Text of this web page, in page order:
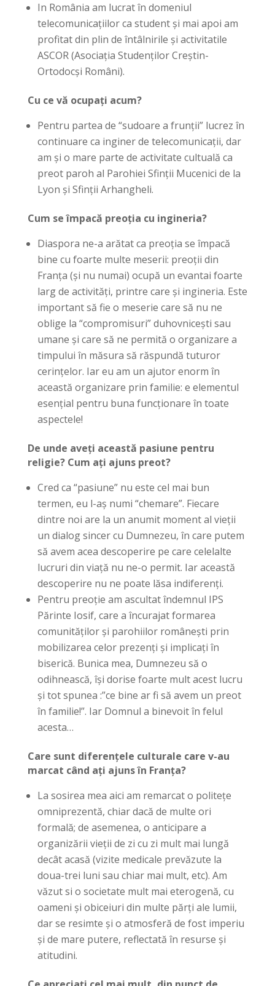
In România am lucrat în domeniul
telecomunicațiilor ca student și mai apoi am
profitat din plin de întâlnirile și activitatile
ASCOR (Asociaţia Studenţilor Creştin-
Ortodocşi Români).
Cu ce vă ocupați acum?
Pentru partea de “sudoare a frunții” lucrez în
continuare ca inginer de telecomunicații, dar
am și o mare parte de activitate cultuală ca
preot paroh al Parohiei Sfinții Mucenici de la
Lyon și Sfinții Arhangheli.
Cum se împacă preoția cu ingineria?
Diaspora ne-a arătat ca preoția se împacă
bine cu foarte multe meserii: preoții din
Franța (și nu numai) ocupă un evantai foarte
larg de activități, printre care și ingineria. Este
important să fie o meserie care să nu ne
oblige la “compromisuri” duhovnicești sau
umane și care să ne permită o organizare a
timpului în măsura să răspundă tuturor
cerințelor. Iar eu am un ajutor enorm în
această organizare prin familie: e elementul
esențial pentru buna funcționare în toate
aspectele!
De unde aveți această pasiune pentru
religie? Cum ați ajuns preot?
Cred ca “pasiune” nu este cel mai bun
termen, eu l-aș numi “chemare”. Fiecare
dintre noi are la un anumit moment al vieții
un dialog sincer cu Dumnezeu, în care putem
să avem acea descoperire pe care celelalte
lucruri din viață nu ne-o permit. Iar această
descoperire nu ne poate lăsa indiferenți.
Pentru preoție am ascultat îndemnul IPS
Părinte Iosif, care a încurajat formarea
comunităților și parohiilor românești prin
mobilizarea celor prezenți și implicați în
biserică. Bunica mea, Dumnezeu să o
odihnească, își dorise foarte mult acest lucru
și tot spunea :”ce bine ar fi să avem un preot
în familie!”. Iar Domnul a binevoit în felul
acesta…
Care sunt diferențele culturale care v-au
marcat când ați ajuns în Franța?
La sosirea mea aici am remarcat o politețe
omniprezentă, chiar dacă de multe ori
formală; de asemenea, o anticipare a
organizării vieții de zi cu zi mult mai lungă
decât acasă (vizite medicale prevăzute la
doua-trei luni sau chiar mai mult, etc). Am
văzut si o societate mult mai eterogenă, cu
oameni și obiceiuri din multe părți ale lumii,
dar se resimte și o atmosferă de fost imperiu
și de mare putere, reflectată în resurse și
atitudini.